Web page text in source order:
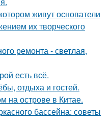
живут основатели
их творческого
ремонта - светлая,
есть всё.
отдыха и гостей.
на острове в Китае.
бассейна: советы